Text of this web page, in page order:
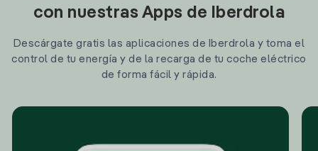
con nuestras Apps de Iberdrola
Descárgate gratis las aplicaciones de Iberdrola y toma el
control de tu energía y de la recarga de tu coche eléctrico
de forma fácil y rápida.